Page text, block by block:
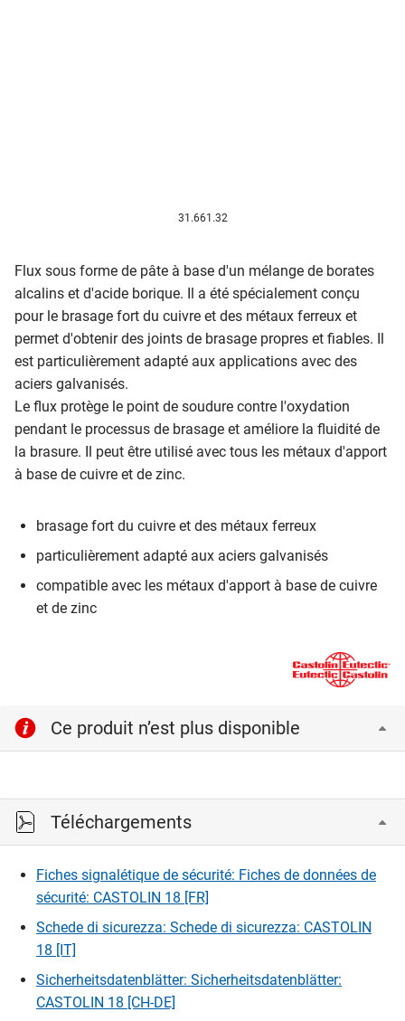
31.661.32
Flux sous forme de pâte à base d'un mélange de borates
alcalins et d'acide borique. Il a été spécialement conçu
pour le brasage fort du cuivre et des métaux ferreux et
permet d'obtenir des joints de brasage propres et fiables. Il
est particulièrement adapté aux applications avec des
aciers galvanisés.
Le flux protège le point de soudure contre l'oxydation
pendant le processus de brasage et améliore la fluidité de
la brasure. Il peut être utilisé avec tous les métaux d'apport
à base de cuivre et de zinc.
brasage fort du cuivre et des métaux ferreux
particulièrement adapté aux aciers galvanisés
compatible avec les métaux d'apport à base de cuivre
et de zinc
Ce produit n’est plus disponible
Téléchargements
Fiches signalétique de sécurité: Fiches de données de
sécurité: CASTOLIN 18 [FR]
Schede di sicurezza: Schede di sicurezza: CASTOLIN
18 [IT]
Sicherheitsdatenblätter: Sicherheitsdatenblätter:
CASTOLIN 18 [CH-DE]